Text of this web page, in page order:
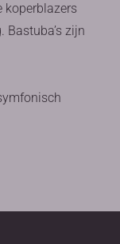
koperblazers
Bastuba’s zijn